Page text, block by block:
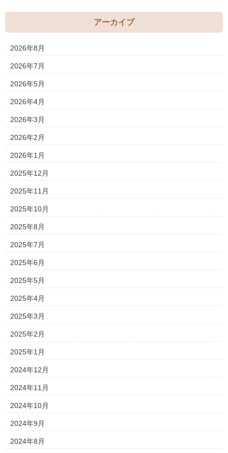
アーカイブ
2026年8月
2026年7月
2026年5月
2026年4月
2026年3月
2026年2月
2026年1月
2025年12月
2025年11月
2025年10月
2025年8月
2025年7月
2025年6月
2025年5月
2025年4月
2025年3月
2025年2月
2025年1月
2024年12月
2024年11月
2024年10月
2024年9月
2024年8月